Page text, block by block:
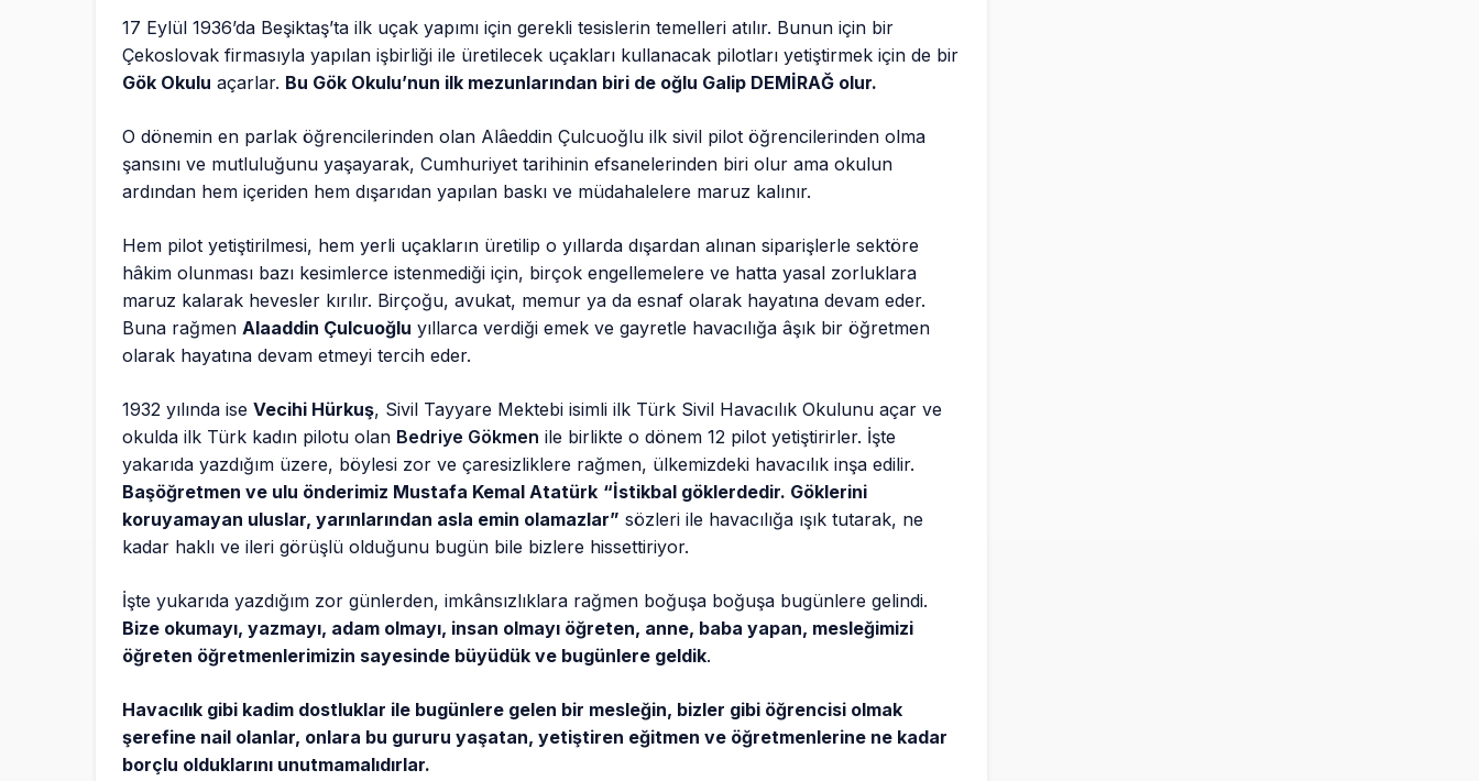
17 Eylül 1936’da Beşiktaş’ta ilk uçak yapımı için gerekli tesislerin temelleri atılır. Bunun için bir
Çekoslovak firmasıyla yapılan işbirliği ile üretilecek uçakları kullanacak pilotları yetiştirmek için de bir
Gök Okulu açarlar. Bu Gök Okulu’nun ilk mezunlarından biri de oğlu Galip DEMİRAĞ olur.
O dönemin en parlak öğrencilerinden olan Alâeddin Çulcuoğlu ilk sivil pilot öğrencilerinden olma
şansını ve mutluluğunu yaşayarak, Cumhuriyet tarihinin efsanelerinden biri olur ama okulun
ardından hem içeriden hem dışarıdan yapılan baskı ve müdahalelere maruz kalınır.
Hem pilot yetiştirilmesi, hem yerli uçakların üretilip o yıllarda dışardan alınan siparişlerle sektöre
hâkim olunması bazı kesimlerce istenmediği için, birçok engellemelere ve hatta yasal zorluklara
maruz kalarak hevesler kırılır. Birçoğu, avukat, memur ya da esnaf olarak hayatına devam eder.
Buna rağmenAlaaddin Çulcuoğlu yıllarca verdiği emek ve gayretle havacılığa âşık bir öğretmen
olarak hayatına devam etmeyi tercih eder.
1932 yılında iseVecihi Hürkuş, Sivil Tayyare Mektebi isimli ilk Türk Sivil Havacılık Okulunu açar ve
okulda ilk Türk kadın pilotu olan Bedriye Gökmen ile birlikte o dönem 12 pilot yetiştirirler. İşte
yakarıda yazdığım üzere, böylesi zor ve çaresizliklere rağmen, ülkemizdeki havacılık inşa edilir.
Başöğretmen ve ulu önderimiz Mustafa Kemal Atatürk “İstikbal göklerdedir. Göklerini
koruyamayan uluslar, yarınlarından asla emin olamazlar” sözleri ile havacılığa ışık tutarak, ne
kadar haklı ve ileri görüşlü olduğunu bugün bile bizlere hissettiriyor.
İşte yukarıda yazdığım zor günlerden, imkânsızlıklara rağmen boğuşa boğuşa bugünlere gelindi.
Bize okumayı, yazmayı, adam olmayı, insan olmayı öğreten, anne, baba yapan, mesleğimizi
öğreten öğretmenlerimizin sayesinde büyüdük ve bugünlere geldik.
Havacılık gibi kadim dostluklar ile bugünlere gelen bir mesleğin, bizler gibi öğrencisi olmak
şerefine nail olanlar, onlara bu gururu yaşatan, yetiştiren eğitmen ve öğretmenlerine ne kadar
borçlu olduklarını unutmamalıdırlar.